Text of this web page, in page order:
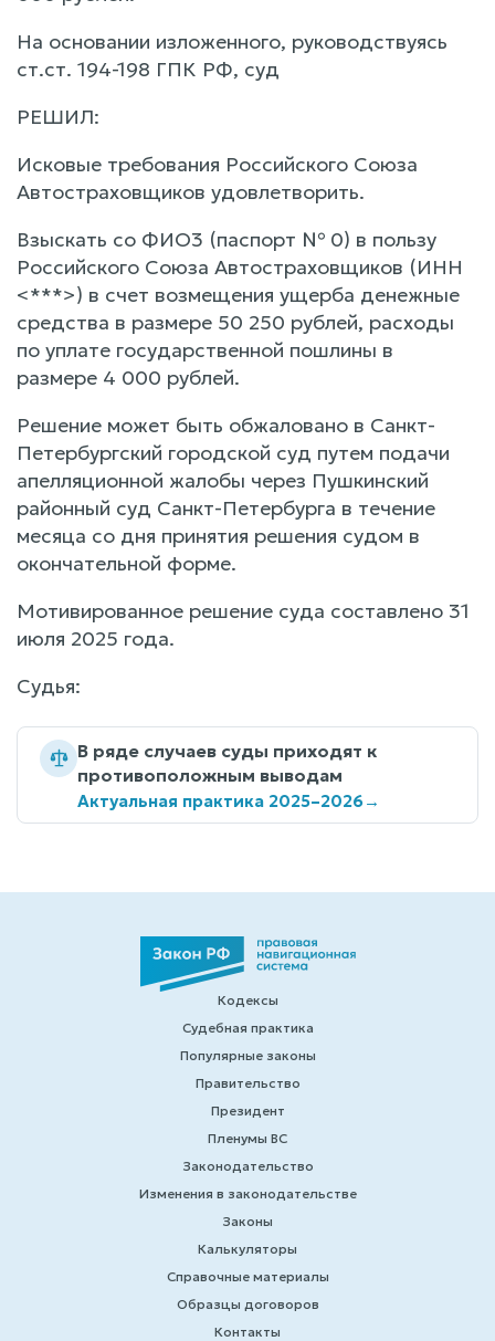
На основании изложенного, руководствуясь
ст.ст. 194-198 ГПК РФ, суд
РЕШИЛ:
Исковые требования Российского Союза
Автостраховщиков удовлетворить.
Взыскать со ФИО3 (паспорт № 0) в пользу
Российского Союза Автостраховщиков (ИНН
<***>) в счет возмещения ущерба денежные
средства в размере 50 250 рублей, расходы
по уплате государственной пошлины в
размере 4 000 рублей.
Решение может быть обжаловано в Санкт-
Петербургский городской суд путем подачи
апелляционной жалобы через Пушкинский
районный суд Санкт-Петербурга в течение
месяца со дня принятия решения судом в
окончательной форме.
Мотивированное решение суда составлено 31
июля 2025 года.
Судья:
В ряде случаев суды приходят к
противоположным выводам
Актуальная практика 2025–2026→
Кодексы
Судебная практика
Популярные законы
Правительство
Президент
Пленумы ВС
Законодательство
Изменения в законодательстве
Законы
Калькуляторы
Справочные материалы
Образцы договоров
Контакты